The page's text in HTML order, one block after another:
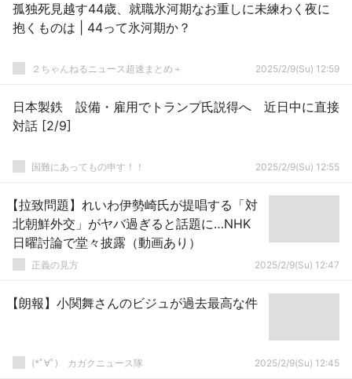
孤独死見越す44歳、就職氷河期なお重しに未練わく夜に
抱くものは | 44って氷河期か？
２ちゃんねるニュース超速まとめ＋ 2025/2/9(Su) 12:59
日本製鉄 設備・雇用でトランプ氏説得へ 近日中に直接
対話 [2/9]
国難にあってもの申す！！ 2025/2/9(Su) 12:55
【拉致問題】れいわ伊勢崎氏が提唱する「対
北朝鮮外交」がヤバ過ぎると話題に…NHK
日曜討論で堂々披露（動画あり）
正義の見方 2025/2/9(Su) 12:47
【朗報】小関舞さんのビジュが過去最高な件
(*ﾟ∀ﾟ)ゞカガクニュース隊 2025/2/9(Su) 12:45